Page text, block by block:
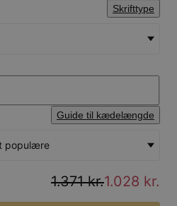
Skrifttype
Guide til kædelængde
populære
1.371 kr.1.028 kr.